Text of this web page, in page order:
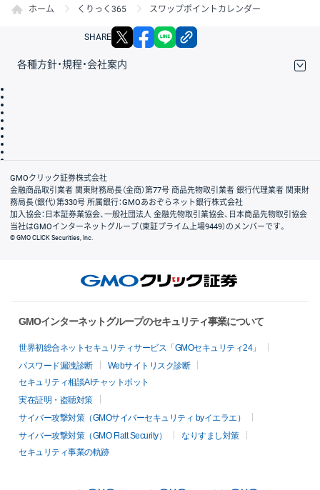
ホーム くりっく365 スワップポイントカレンダー
SHARE X facebook
各種方針・規程・会社案内
会社案内
GMOクリック証券株式会社
金融商品取引業者 関東財務局長（金商）第77号 商品先物取引業者 銀行代理業者 関東財
務局長（銀代）第330号 所属銀行：GMOあおぞらネット銀行株式会社
加入協会：日本証券業協会、一般社団法人 金融先物取引業協会、日本商品先物取引協会
当社はGMOインターネットグループ（東証プライム上場9449）のメンバーです。
© GMO CLICK Securities, Inc.
GMOインターネットグループのセキュリティ事業について
世界初総合ネットセキュリティサービス「GMOセキュリティ24」
パスワード漏洩診断
Webサイトリスク診断
セキュリティ相談AIチャットボット
実在証明・盗聴対策
サイバー攻撃対策（GMOサイバーセキュリティ byイエラエ）
サイバー攻撃対策（GMO Flatt Security）
なりすまし対策
セキュリティ事業の軌跡